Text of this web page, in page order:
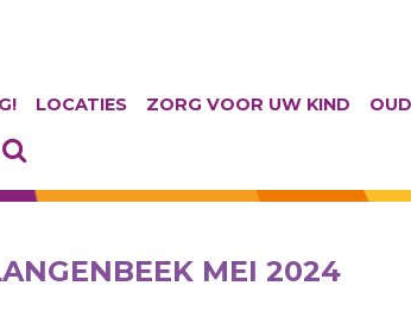
LOCATIES ZORG VOOR UW KIND
MEI 2024